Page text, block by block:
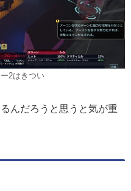
2はきつい
んだろうと思うと気が重